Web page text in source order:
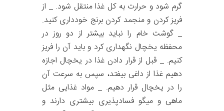
گرم شود و حرارت به کل غذا منتقل شود. _ از
فریز کردن و منجمد کردن برنج خودداری کنید.
_ گوشت خام را نباید بیشتر از دو روز در
محفظه یخچال نگهداری کرد و باید آن را فریز
کنیم. _ قبل از قرار دادن غذا در یخچال اجازه
دهیم غذا از داغی بیفتد، سپس به سرعت آن
را در یخچال قرار دهیم. _ مواد غذایی مثل
ماهی و میگو فسادپذیری بیشتری دارند و